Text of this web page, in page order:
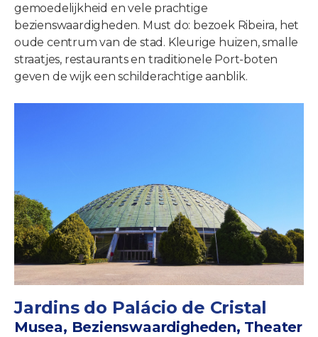
gemoedelijkheid en vele prachtige
bezienswaardigheden. Must do: bezoek Ribeira, het
oude centrum van de stad. Kleurige huizen, smalle
straatjes, restaurants en traditionele Port-boten
geven de wijk een schilderachtige aanblik.
Jardins do Palácio de Cristal
Musea, Bezienswaardigheden, Theater